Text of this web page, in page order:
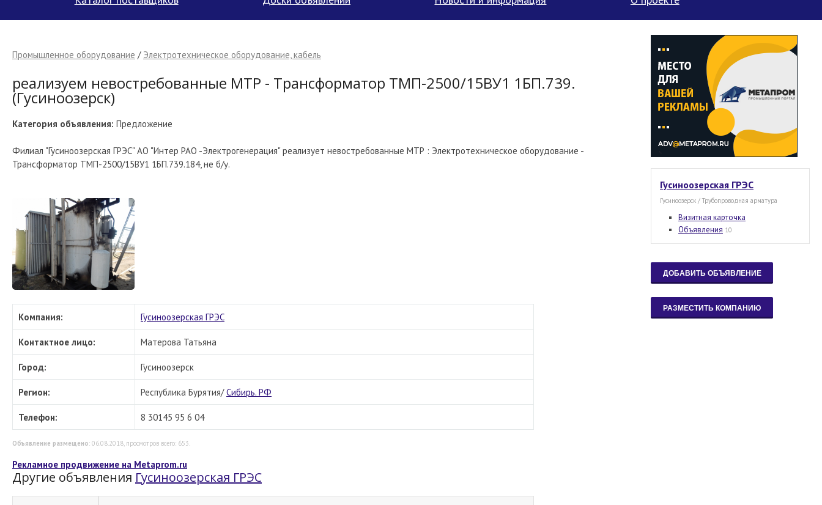
Промышленное оборудование / Электротехническое оборудование, кабель
реализуем невостребованные МТР - Трансформатор ТМП-2500/15ВУ1 1БП.739.
(Гусиноозерск)
Категория объявления: Предложение
Филиал "Гусиноозерская ГРЭС" АО "Интер РАО -Электрогенерация" реализует невостребованные МТР : Электротехническое оборудование -
Трансформатор ТМП-2500/15ВУ1 1БП.739.184, не б/у.
Компания: Гусиноозерская ГРЭС
Контактное лицо: Матерова Татьяна
Город: Гусиноозерск
Регион: Республика Бурятия/Сибирь. РФ
Телефон: 8 30145 95 6 04
Объявление размещено: 06.08.2018, просмотров всего: 653.
Рекламное продвижение на Metaprom.ru
Другие объявления Гусиноозерская ГРЭС
Гусиноозерская ГРЭС
Гусиноозерск / Трубопроводная арматура
Визитная карточка
Объявления 10